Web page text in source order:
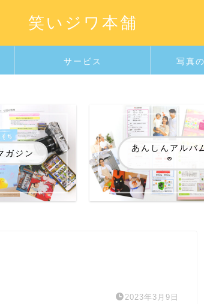
笑いジワ本舗
サービス 写真
ガジン
あんしんアルバ
®️
2023年3月9日